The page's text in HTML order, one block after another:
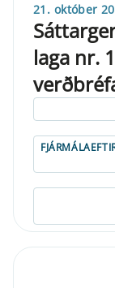
21. október
laga nr.